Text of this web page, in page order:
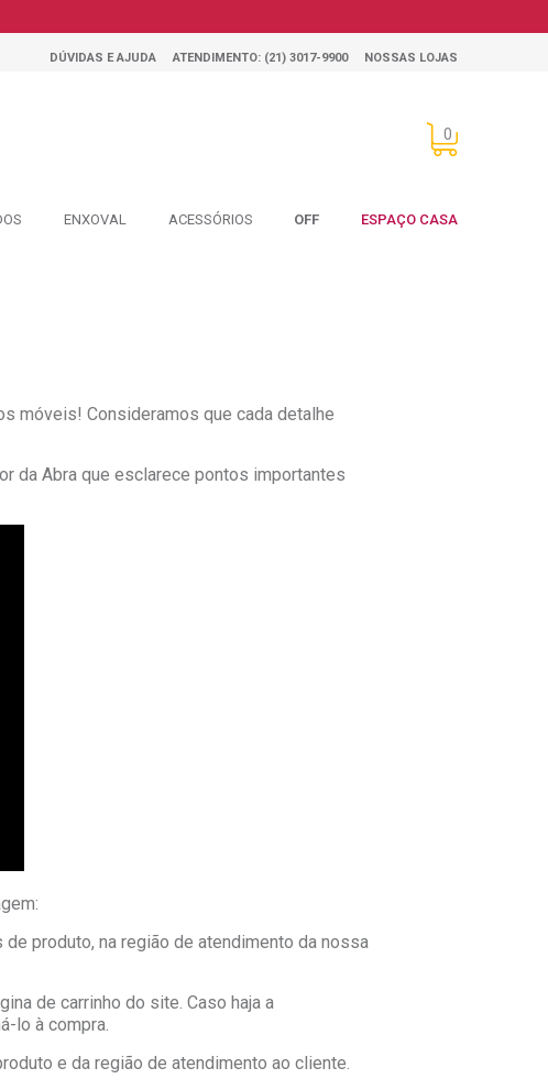
DÚVIDAS E AJUDA ATENDIMENTO: (21) 3017-9900 NOSSAS LOJAS
0
ENXOVAL ACESSÓRIOS OFF ESPAÇO CASA
móveis! Consideramos que cada detalhe
da Abra que esclarece pontos importantes
produto, na região de atendimento da nossa
de carrinho do site. Caso haja a
lo à compra.
e da região de atendimento ao cliente.